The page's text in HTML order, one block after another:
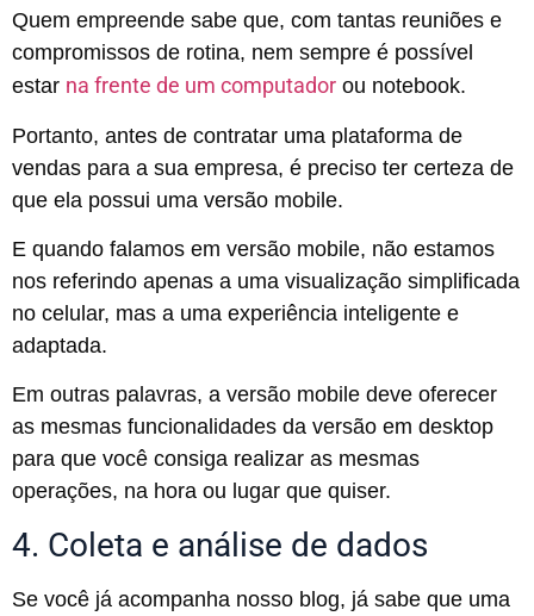
Quem empreende sabe que, com tantas reuniões e
compromissos de rotina, nem sempre é possível
estar na frente de um computador ou notebook.
Portanto, antes de contratar uma plataforma de
vendas para a sua empresa, é preciso ter certeza de
que ela possui uma versão mobile.
E quando falamos em versão mobile, não estamos
nos referindo apenas a uma visualização simplificada
no celular, mas a uma experiência inteligente e
adaptada.
Em outras palavras, a versão mobile deve oferecer
as mesmas funcionalidades da versão em desktop
para que você consiga realizar as mesmas
operações, na hora ou lugar que quiser.
4. Coleta e análise de dados
Se você já acompanha nosso blog, já sabe que uma